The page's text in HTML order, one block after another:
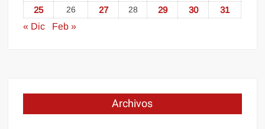
25
26 27 28 29 30
31
« Dic
Feb »
Archivos